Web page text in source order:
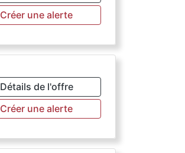
Créer une alerte
Détails de l'offre
Créer une alerte